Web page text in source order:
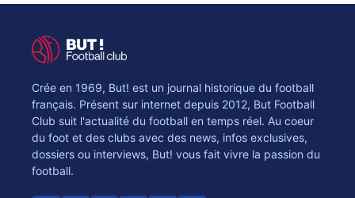
Crée en 1969, But! est un journal historique du football
français. Présent sur internet depuis 2012, But Football
Club suit l'actualité du football en temps réel. Au coeur
du foot et des clubs avec des news, infos exclusives,
dossiers ou interviews, But! vous fait vivre la passion du
football.